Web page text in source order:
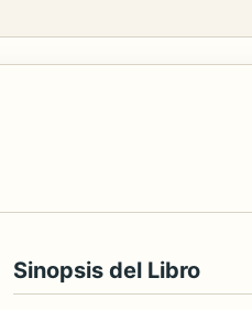
Sinopsis del Libro